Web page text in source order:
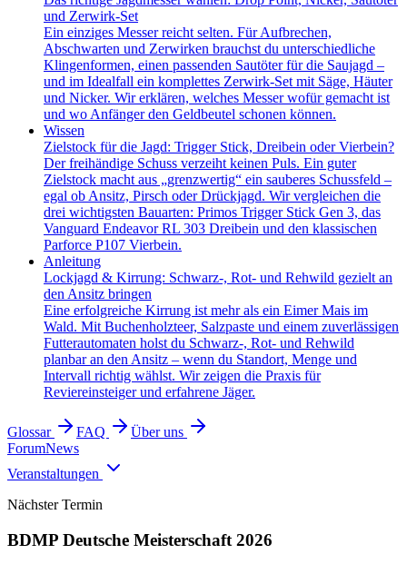
und Zerwirk-Set
Ein einziges Messer reicht selten. Für Aufbrechen,
Abschwarten und Zerwirken brauchst du unterschiedliche
Klingenformen, einen passenden Sautöter für die Saujagd –
und im Idealfall ein komplettes Zerwirk-Set mit Säge, Häuter
und Nicker. Wir erklären, welches Messer wofür gemacht ist
und wo Anfänger den Geldbeutel schonen können.
Wissen
Zielstock für die Jagd: Trigger Stick, Dreibein oder Vierbein?
Der freihändige Schuss verzeiht keinen Puls. Ein guter
Zielstock macht aus „grenzwertig“ ein sauberes Schussfeld –
egal ob Ansitz, Pirsch oder Drückjagd. Wir vergleichen die
drei wichtigsten Bauarten: Primos Trigger Stick Gen 3, das
Vanguard Endeavor RL 303 Dreibein und den klassischen
Parforce P107 Vierbein.
Anleitung
Lockjagd & Kirrung: Schwarz-, Rot- und Rehwild gezielt an
den Ansitz bringen
Eine erfolgreiche Kirrung ist mehr als ein Eimer Mais im
Wald. Mit Buchenholzteer, Salzpaste und einem zuverlässigen
Futterautomaten holst du Schwarz-, Rot- und Rehwild
planbar an den Ansitz – wenn du Standort, Menge und
Intervall richtig wählst. Wir zeigen die Praxis für
Reviereinsteiger und erfahrene Jäger.
Glossar FAQ
Über uns
ForumNews
Veranstaltungen
Nächster Termin
BDMP Deutsche Meisterschaft 2026